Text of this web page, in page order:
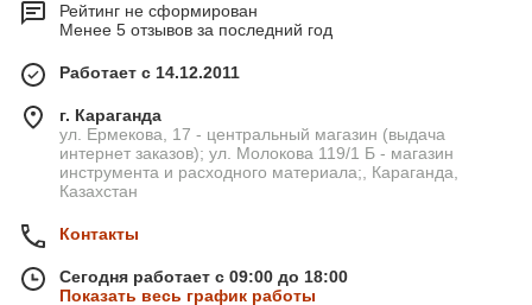
Рейтинг не сформирован
Менее 5 отзывов за последний год
Работает с 14.12.2011
г. Караганда
ул. Ермекова, 17 - центральный магазин (выдача
интернет заказов); ул. Молокова 119/1 Б - магазин
инструмента и расходного материала;, Караганда,
Казахстан
Контакты
Сегодня работает с 09:00 до 18:00
Показать весь график работы